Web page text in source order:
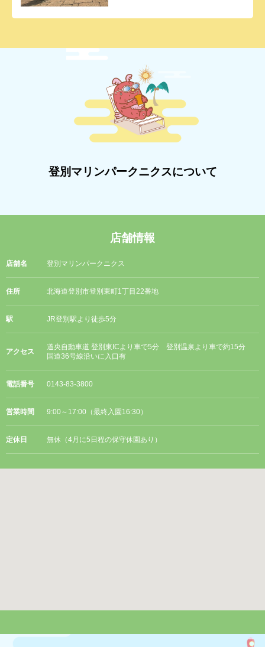
登別マリンパークニクスについて
店舗情報
店舗名 登別マリンパークニクス
住所 北海道登別市登別東町1丁目22番地
駅 JR登別駅より徒歩5分
アクセス
道央自動車道 登別東ICより車で5分 登別温泉より車で約15分
国道36号線沿いに入口有
電話番号 0143-83-3800
営業時間 9:00～17:00（最終入園16:30）
定休日 無休（4月に5日程の保守休園あり）